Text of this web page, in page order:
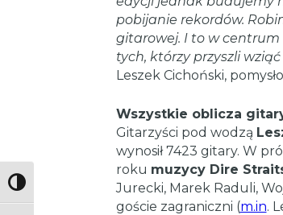
Toggle High Contrast
pobijanie rekordów.
gitarowej. I to w centrum
tych, którzy przyszli
Leszek Cichoński,
Wszystkie oblicza
Gitarzyści pod wodzą
wynosił 7423 gitary. W
roku muzycy Dire
Jurecki, Marek Raduli,
goście zagraniczni (m.in.